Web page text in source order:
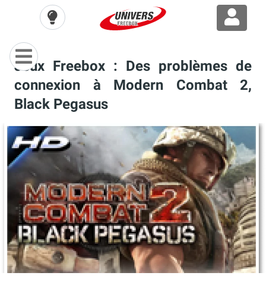
Jeux Freebox : Des problèmes de
connexion à Modern Combat 2,
Black Pegasus